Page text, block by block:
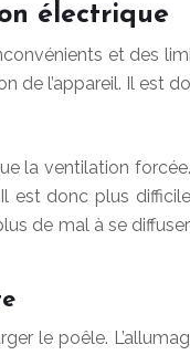
électrique
et des
l’appareil. Il est
la ventilation
est donc plus
de mal à se
le poêle.